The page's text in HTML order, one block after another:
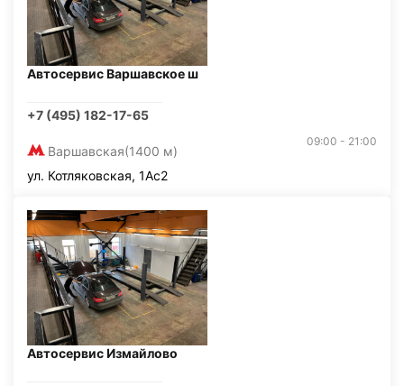
Автосервис Варшавское ш
+7 (495) 182-17-65
Варшавская(1400 м)
09:00 - 21:00
ул. Котляковская, 1Ас2
Автосервис Измайлово